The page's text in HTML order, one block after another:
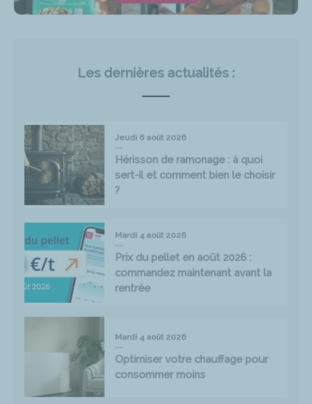
Les dernières actualités :
Jeudi 6 août 2026
Hérisson de ramonage : à quoi
sert-il et comment bien le choisir
?
Mardi 4 août 2026
Prix du pellet en août 2026 :
commandez maintenant avant la
rentrée
Mardi 4 août 2026
Optimiser votre chauffage pour
consommer moins